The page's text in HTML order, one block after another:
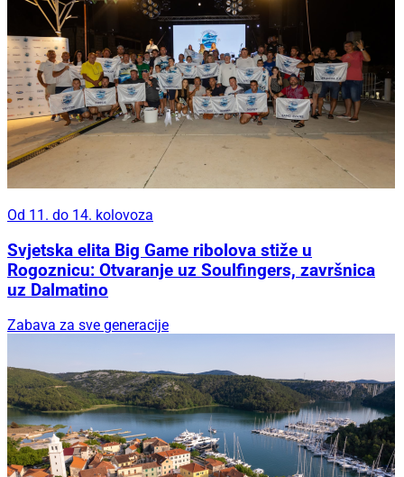
Od 11. do 14. kolovoza
Svjetska elita Big Game ribolova stiže u
Rogoznicu: Otvaranje uz Soulfingers, završnica
uz Dalmatino
Zabava za sve generacije